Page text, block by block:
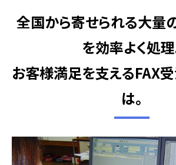
全国から寄せられる大量
を効率よく処理
お客様満足を支えるFAX
は。